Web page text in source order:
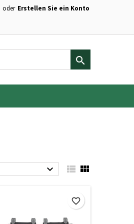
oder Erstellen Sie ein Konto

  
favorite_border